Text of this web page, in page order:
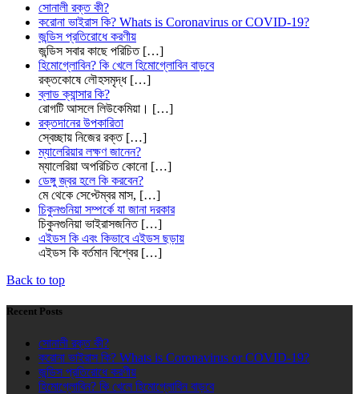
সোনালী রক্ত কী?
করোনা ভাইরাস কি? Whats is Coronavirus or COVID-19?
জন্ডিস প্রতিরোধে করণীয়
জন্ডিস সবার কাছে পরিচিত […]
হিমোগ্লোবিন? কি খেলে হিমোগ্লোবিন বাড়বে
রক্তকোষে লৌহসমৃদ্ধ […]
ব্লাড ক্যান্সার কি?
রোগটি আসলে লিউকেমিয়া। […]
রক্তদানের উপকারিতা
স্বেচ্ছায় নিজের রক্ত […]
ম্যালেরিয়ার লক্ষণ জানেন?
ম্যালেরিয়া অপরিচিত কোনো […]
ডেঙ্গু জ্বর হলে কি করবেন?
মে থেকে সেপ্টেম্বর মাস, […]
চিকুনগুনিয়া সম্পর্কে যা জানা দরকার
চিকুনগুনিয়া ভাইরাসজনিত […]
এইডস কি এবং কিভাবে এইডস ছড়ায়
এইডস কি বর্তমান বিশ্বের […]
Back to top
Recent Posts
সোনালী রক্ত কী?
করোনা ভাইরাস কি? Whats is Coronavirus or COVID-19?
জন্ডিস প্রতিরোধে করণীয়
হিমোগ্লোবিন? কি খেলে হিমোগ্লোবিন বাড়বে